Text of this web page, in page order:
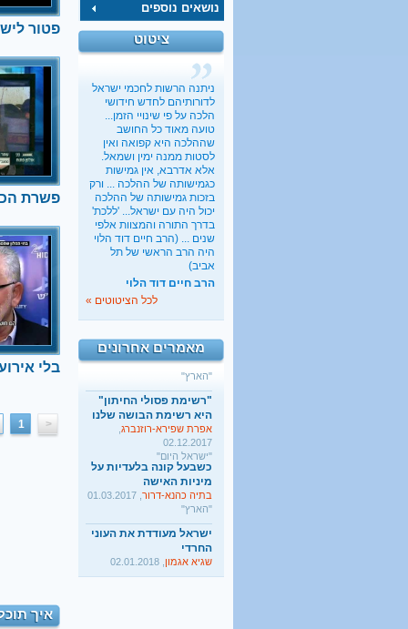
נושאים נוספים
ציטוט
ניתנה הרשות לחכמי ישראל
לדורותיהם לחדש חידושי
הלכה על פי שינויי הזמן...
טועה מאוד כל החושב
שההלכה היא קפואה ואין
לסטות ממנה ימין ושמאל.
אלא אדרבא, אין גמישות
כגמישותה של ההלכה ... ורק
בזכות גמישותה של ההלכה
יכול היה עם ישראל... 'ללכת'
בדרך התורה והמצוות אלפי
שנים ... (הרב חיים דוד הלוי
היה הרב הראשי של תל
אביב)
הרב חיים דוד הלוי
לכל הציטוטים »
מאמרים אחרונים
כשבעל קונה בלעדיות על
מיניות האישה
בתיה כהנא-דרור , 01.03.2017
"הארץ"
ישראל מעודדת את העוני
החרדי
שגיא אגמון
"TheMarker"
הבא מאבק דת
גלעד קריב, 09.01.2018
"הארץ"
"רשימת פסולי החיתון"
היא רשימת הבושה שלנו
אפרת שפירא-רוזנברג,
02.12.2017
"ישראל היום"
כשבעל קונה בלעדיות על
מיניות האישה
בתיה כהנא-דרור, 01.03.2017
"הארץ"
ישראל מעודדת את העוני
החרדי
שגיא אגמון, 02.01.2018
"TheMarker"
היו שלום מרכולים. ברוך
את
פטור
פשרת
התגובות
החרדי
להביא
שיפגע
ויביא
מהפשרה,
שחר אילן
פשרת
בלי
למרות
המתירים
בשבת,
אירועים
הכשרות
בלי
<
1
איך